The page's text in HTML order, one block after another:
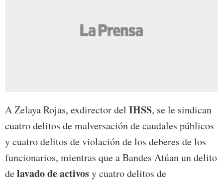
A Zelaya Rojas, exdirector del IHSS, se le sindican
cuatro delitos de malversación de caudales públicos
y cuatro delitos de violación de los deberes de los
funcionarios, mientras que a Bandes Atúan un delito
delavado de activosy cuatro delitos de